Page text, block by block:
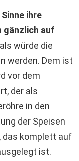
ihre
gänzlich auf
würde die
werden. Dem ist
vor dem
der als
in den
der Speisen
komplett auf
ist.